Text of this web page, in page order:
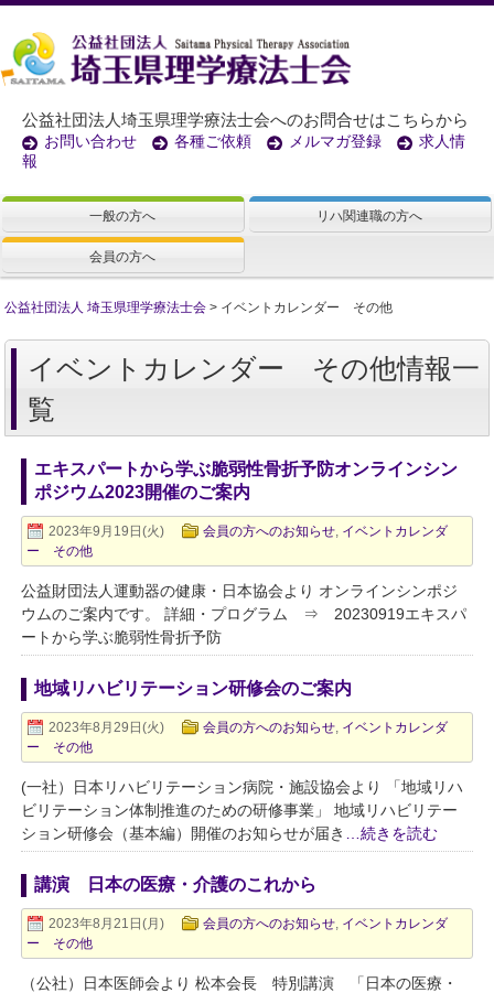
公益社団法人埼玉県理学療法士会へのお問合せはこちらから
お問い合わせ 各種ご依頼 メルマガ登録
求人情
報
一般の方へ リハ関連職の方へ
会員の方へ
公益社団法人 埼玉県理学療法士会 > イベントカレンダー その他
イベントカレンダー その他情報一
覧
エキスパートから学ぶ脆弱性骨折予防オンラインシン
ポジウム2023開催のご案内
2023年9月19日(火) 会員の方へのお知らせ イベントカレンダ
ー その他
公益財団法人運動器の健康・日本協会より オンラインシンポジ
ウムのご案内です。 詳細・プログラム ⇒ 20230919エキスパ
ートから学ぶ脆弱性骨折予防
地域リハビリテーション研修会のご案内
2023年8月29日(火) 会員の方へのお知らせ イベントカレンダ
ー その他
(一社）日本リハビリテーション病院・施設協会より 「地域リハ
ビリテーション体制推進のための研修事業」 地域リハビリテー
ション研修会（基本編）開催のお知らせが届き
…続きを読む
講演 日本の医療・介護のこれから
2023年8月21日(月) 会員の方へのお知らせ イベントカレンダ
ー その他
（公社）日本医師会より 松本会長 特別講演 「日本の医療・